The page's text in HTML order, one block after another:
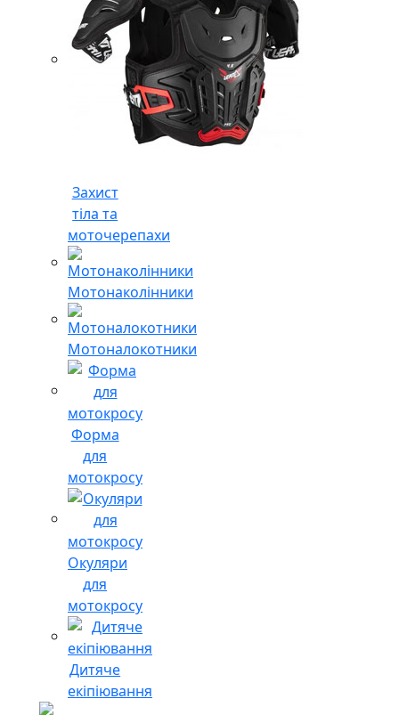
Захист
тіла та
моточерепахи
Мотонаколінники
Мотоналокотники
Форма
для
мотокросу
Окуляри
для
мотокросу
Дитяче
екіпіювання